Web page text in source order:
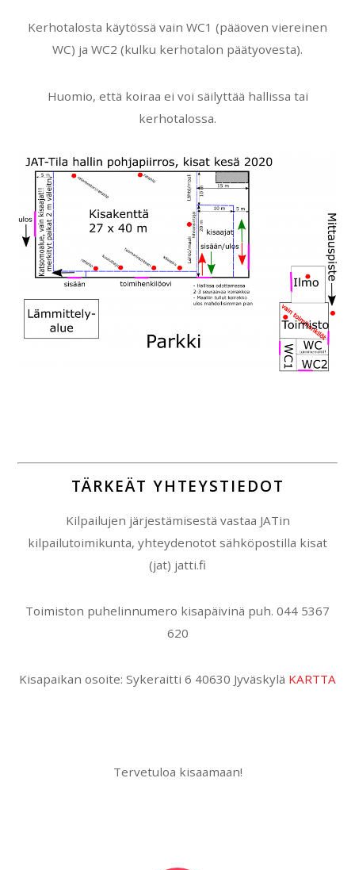
Kerhotalosta käytössä vain WC1 (pääoven viereinen
WC) ja WC2 (kulku kerhotalon päätyovesta).
Huomio, että koiraa ei voi säilyttää hallissa tai
kerhotalossa.
TÄRKEÄT YHTEYSTIEDOT
Kilpailujen järjestämisestä vastaa JATin
kilpailutoimikunta, yhteydenotot sähköpostilla kisat
(jat) jatti.fi
Toimiston puhelinnumero kisapäivinä puh. 044 5367
620
Kisapaikan osoite: Sykeraitti 6 40630 Jyväskylä KARTTA
Tervetuloa kisaamaan!